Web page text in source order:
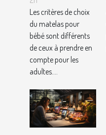
matelas de
bébé ?
Les critères de choix
du matelas pour
bébé sont différents
de ceux à prendre en
compte pour les
adultes....